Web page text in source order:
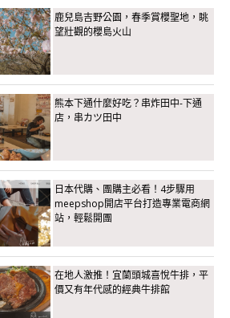
鹿兒島吉野公園，春季賞櫻聖地，眺
望壯觀的櫻島火山
熊本下通什麼好吃？串炸田中-下通
店，串カツ田中
日本代購、團購主必看！4步驟用
meepshop開店平台打造專業電商網
站，輕鬆開團
在地人激推！宜蘭頭城喜悅牛排，平
價又有年代感的經典牛排館